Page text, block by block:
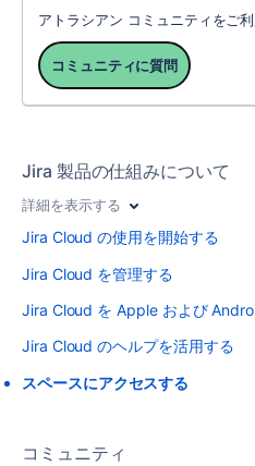
アトラシアン コミュニティをご利
コミュニティに質問
Jira 製品の仕組みについて
詳細を表示する
Jira Cloud の使用を開始する
Jira Cloud を管理する
Jira Cloud を Apple および
Jira Cloud のヘルプを活用する
スペースにアクセスする
コミュニティ